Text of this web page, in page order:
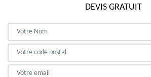
DEVIS GRATUIT